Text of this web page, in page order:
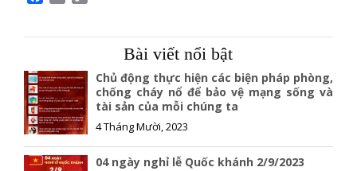
o
o
k
Bài viết nổi bật
Chủ động thực hiện các biện pháp phòng,
chống cháy nổ để bảo vệ mạng sống và
tài sản của mỗi chúng ta
4 Tháng Mười, 2023
04 ngày nghỉ lễ Quốc khánh 2/9/2023